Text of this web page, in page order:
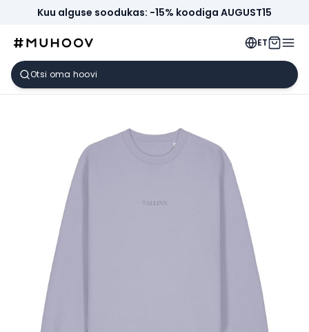
Kuu alguse soodukas: -15% koodiga AUGUST15
ET